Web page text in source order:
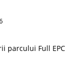
parcului Full EPC